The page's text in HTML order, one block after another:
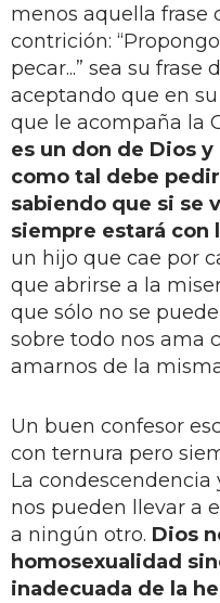
menos aquella frase
contrición:
pecar...” sea su
aceptando que en
que le acompaña la
es un don de Dios
como tal debe
sabiendo que si se
siempre estará con
un hijo que cae por
que abrirse a la
que sólo no se
sobre todo nos ama
amarnos de la
Un buen confesor
con ternura pero
La
nos pueden llevar a
a ningún otro. Dios
homosexualidad
inadecuada de la